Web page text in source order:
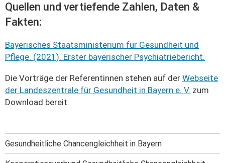
Quellen und vertiefende Zahlen, Daten &
Fakten:
Bayerisches Staatsministerium für Gesundheit und
Pflege. (2021). Erster bayerischer Psychiatriebericht.
Die Vorträge der Referentinnen stehen auf der Webseite
der Landeszentrale für Gesundheit in Bayern e. V. zum
Download bereit.
Gesundheitliche Chancengleichheit in Bayern